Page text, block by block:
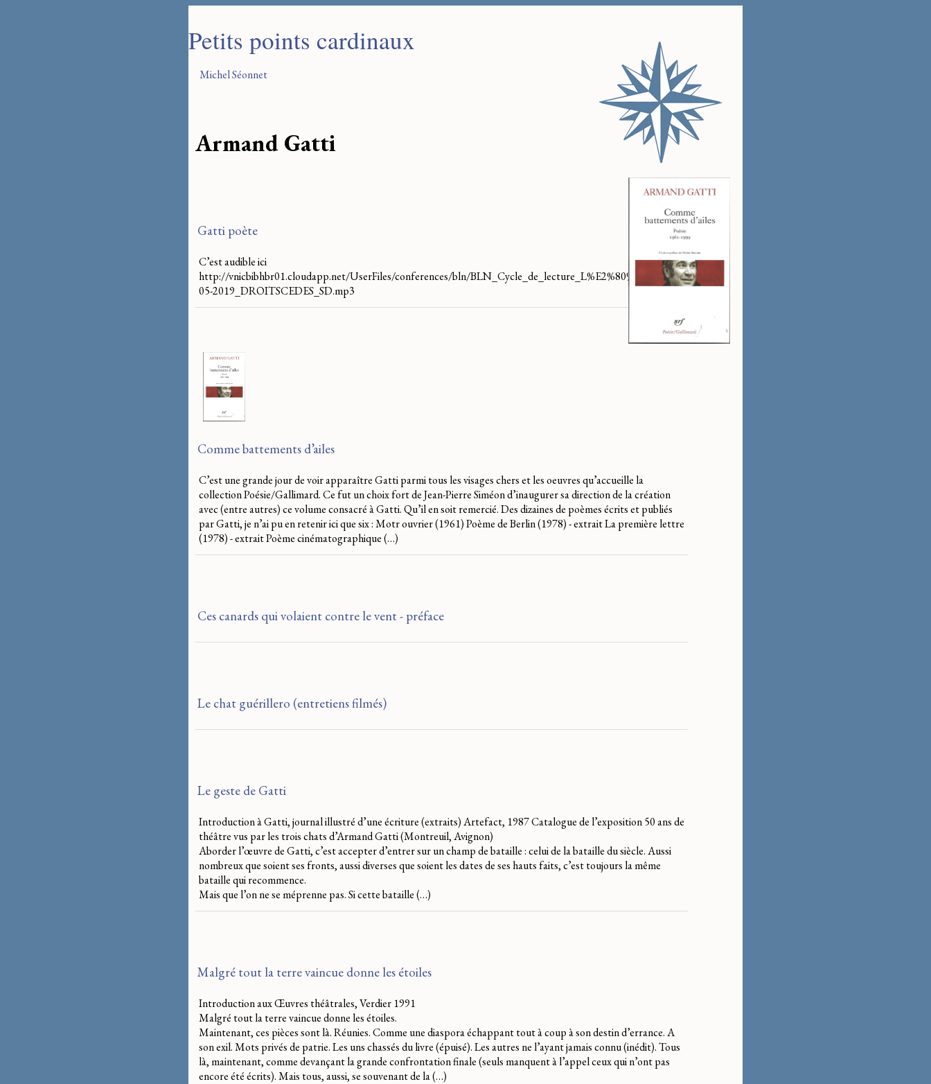
Petits points cardinaux
Michel Séonnet
Armand Gatti
Gatti poète
C’est audible ici
http://vnicbibhbr01.cloudapp.net/UserFiles/conferences/bln/BLN_Cycle_de_lecture_L%E2%80%99Amourier%20_11-
05-2019_DROITSCEDES_SD.mp3
Comme battements d’ailes
C’est une grande jour de voir apparaître Gatti parmi tous les visages chers et les oeuvres qu’accueille la
collection Poésie/Gallimard. Ce fut un choix fort de Jean-Pierre Siméon d’inaugurer sa direction de la création
avec (entre autres) ce volume consacré à Gatti. Qu’il en soit remercié. Des dizaines de poèmes écrits et publiés
par Gatti, je n’ai pu en retenir ici que six : Motr ouvrier (1961) Poème de Berlin (1978) - extrait La première lettre
(1978) - extrait Poème cinématographique (…)
Ces canards qui volaient contre le vent - préface
Le chat guérillero (entretiens filmés)
Le geste de Gatti
Introduction à Gatti, journal illustré d’une écriture (extraits) Artefact, 1987 Catalogue de l’exposition 50 ans de
théâtre vus par les trois chats d’Armand Gatti (Montreuil, Avignon)
Aborder l’œuvre de Gatti, c’est accepter d’entrer sur un champ de bataille : celui de la bataille du siècle. Aussi
nombreux que soient ses fronts, aussi diverses que soient les dates de ses hauts faits, c’est toujours la même
bataille qui recommence.
Mais que l’on ne se méprenne pas. Si cette bataille (…)
Malgré tout la terre vaincue donne les étoiles
Introduction aux Œuvres théâtrales, Verdier 1991
Malgré tout la terre vaincue donne les étoiles.
Maintenant, ces pièces sont là. Réunies. Comme une diaspora échappant tout à coup à son destin d’errance. A
son exil. Mots privés de patrie. Les uns chassés du livre (épuisé). Les autres ne l’ayant jamais connu (inédit). Tous
là, maintenant, comme devançant la grande confrontation finale (seuls manquent à l’appel ceux qui n’ont pas
encore été écrits). Mais tous, aussi, se souvenant de la (…)